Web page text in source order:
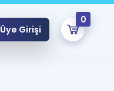
Üye Girişi
0